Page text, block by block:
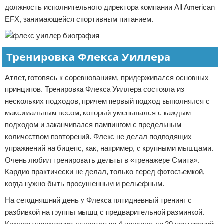
должность исполнительного директора компании All American
EFX, занимающейся спортивным питанием.
Тренировка Флекса Уиллера
Атлет, готовясь к соревнованиям, придерживался основных
принципов. Тренировка Флекса Уиллера состояла из
нескольких подходов, причем первый подход выполнялся с
максимальным весом, который уменьшался с каждым
подходом и заканчивался пампингом с предельным
количеством повторений. Флекс не делал подводящих
упражнений на бицепс, как, например, с крупными мышцами.
Очень любил тренировать дельты в «тренажере Смита».
Кардио практически не делал, только перед фотосъемкой,
когда нужно быть просушенным и рельефным.
На сегодняшний день у Флекса пятидневный тренинг с
разбивкой на группы мышц с предварительной разминкой.